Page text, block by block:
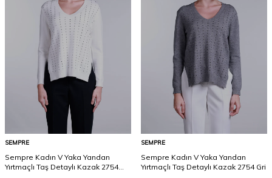
SEMPRE
Sempre Kadın V Yaka Yandan
Yırtmaçlı Taş Detaylı Kazak 2754
SEMPRE
Sempre Kadın V Yaka Yandan
Yırtmaçlı Taş Detaylı Kazak 2754 Gri